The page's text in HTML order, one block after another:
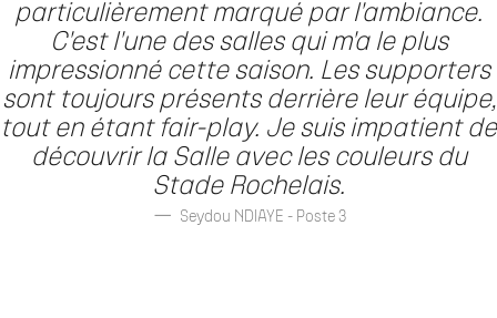
particulièrement marqué par l'ambiance.
C'est l'une des salles qui m'a le plus
impressionné cette saison. Les supporters
sont toujours présents derrière leur équipe,
tout en étant fair-play. Je suis impatient de
découvrir la Salle avec les couleurs du
Stade Rochelais.
Seydou NDIAYE - Poste 3